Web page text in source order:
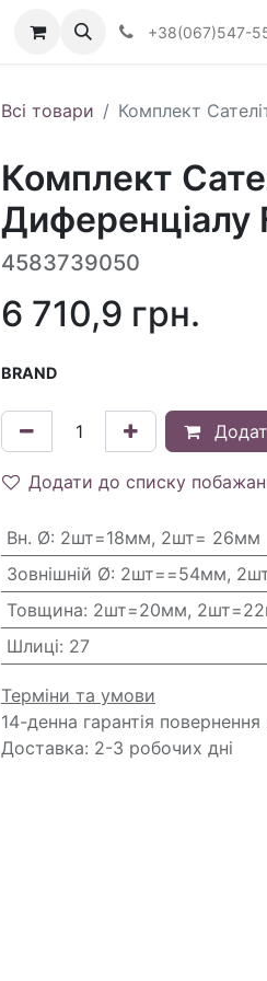
+38(067)547-
Всі товари Комплект
Комплект
Диференціалу
4583739050
6 710,9 грн.
BRAND
Додати до списку
Вн. Ø: 2шт=18мм, 2шт= 26мм
Зовнішній Ø: 2шт==54мм,
Товщина: 2шт=20мм,
Шлиці: 27
Терміни та умови
14-денна гарантія повернення
Доставка: 2-3 робочих дні